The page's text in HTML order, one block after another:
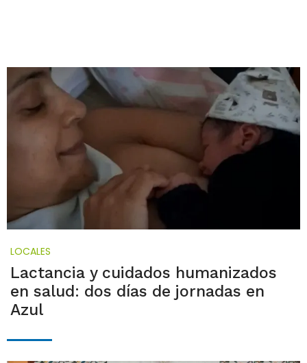
LOCALES
Lactancia y cuidados humanizados
en salud: dos días de jornadas en
Azul